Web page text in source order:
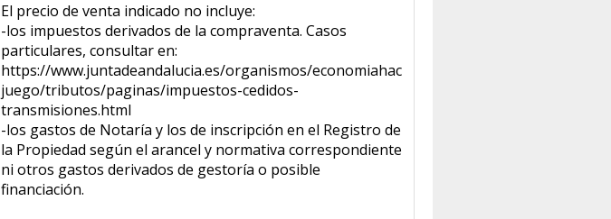
El precio de venta indicado no incluye:
-los impuestos derivados de la compraventa. Casos
particulares, consultar en:
https://www.juntadeandalucia.es/organismos/economiahaciendayfondoseuropeos/
juego/tributos/paginas/impuestos-cedidos-
transmisiones.html
-los gastos de Notaría y los de inscripción en el Registro de
la Propiedad según el arancel y normativa correspondiente
ni otros gastos derivados de gestoría o posible
financiación.